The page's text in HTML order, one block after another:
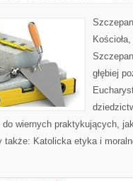
głębiej
do wiernych praktykujących,
także: Katolicka etyka i